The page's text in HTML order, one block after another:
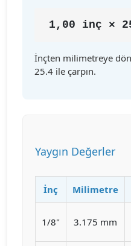
1,00 inç ×
İnçten milimetreye
25.4 ile çarpın.
Yaygın Değerler
İnç Milimetre
1/8" 3.175 mm